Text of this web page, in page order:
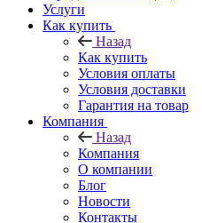
Услуги
Как купить
Назад
Как купить
Условия оплаты
Условия доставки
Гарантия на товар
Компания
Назад
Компания
О компании
Блог
Новости
Контакты